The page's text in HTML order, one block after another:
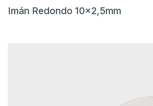
Imán Redondo 10x2,5mm